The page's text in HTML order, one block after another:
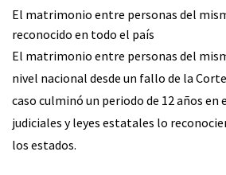
El matrimonio entre personas del
reconocido en todo el país
El matrimonio entre personas del
nivel nacional desde un fallo de la
caso culminó un periodo de 12 años en
judiciales y leyes estatales lo
los estados.